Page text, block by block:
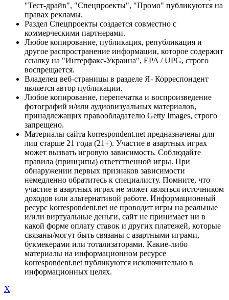
"Тест-драйв", "Спецпроекты", "Промо" публикуются на
правах рекламы.
Раздел Спецпроекты создается совместно с
коммерческими партнерами.
Любое копирование, публикация, републикация и
другое распространение информации, которое содержит
ссылку на "Интерфакс-Украина", EPA / UPG, строго
воспрещается.
Владелец веб-страницы в разделе Я- Корреспондент
является автор публикации.
Любое копирование, перепечатка и воспроизведение
фотографий и/или аудиовизуальных материалов,
принадлежащих правообладателю Getty Images, строго
запрещено.
Материалы сайта korrespondent.net предназначены для
лиц старше 21 года (21+). Участие в азартных играх
может вызвать игровую зависимость. Соблюдайте
правила (принципы) ответственной игры. При
обнаружении первых признаков зависимости
немедленно обратитесь к специалисту. Помните, что
участие в азартных играх не может являться источником
доходов или альтернативой работе. Информационный
ресурс korrespondent.net не проводит игры на реальные
и/или виртуальные деньги, сайт не принимает ни в
какой форме оплату ставок и других платежей, которые
связаны/могут быть связаны с азартными играми,
букмекерами или тотализаторами. Какие-либо
материалы на информационном ресурсе
korrespondent.net публикуются исключительно в
информационных целях.
X